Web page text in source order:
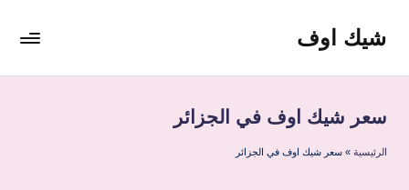
التجاوزشيك اوف
من
شركة
سعر شيك اوف في الجزائر
الرئيسية » سعر شيك اوف في الجزائر